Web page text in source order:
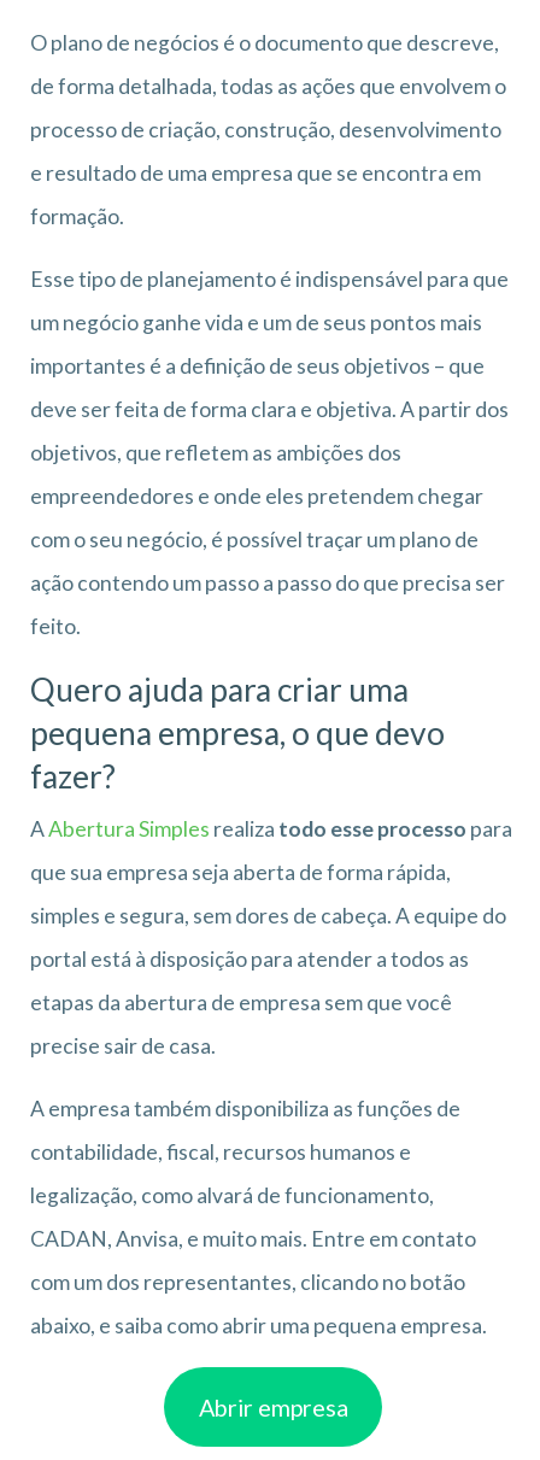
O plano de negócios é o documento que descreve,
de forma detalhada, todas as ações que envolvem o
processo de criação, construção, desenvolvimento
e resultado de uma empresa que se encontra em
formação.
Esse tipo de planejamento é indispensável para que
um negócio ganhe vida e um de seus pontos mais
importantes é a definição de seus objetivos – que
deve ser feita de forma clara e objetiva. A partir dos
objetivos, que refletem as ambições dos
empreendedores e onde eles pretendem chegar
com o seu negócio, é possível traçar um plano de
ação contendo um passo a passo do que precisa ser
feito.
Quero ajuda para criar uma
pequena empresa, o que devo
fazer?
AAbertura Simples realiza todo esse processo para
que sua empresa seja aberta de forma rápida,
simples e segura, sem dores de cabeça. A equipe do
portal está à disposição para atender a todos as
etapas da abertura de empresa sem que você
precise sair de casa.
A empresa também disponibiliza as funções de
contabilidade, fiscal, recursos humanos e
legalização, como alvará de funcionamento,
CADAN, Anvisa, e muito mais. Entre em contato
com um dos representantes, clicando no botão
abaixo, e saiba como abrir uma pequena empresa.
Abrir empresa